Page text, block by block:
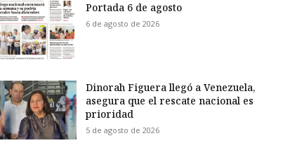
Portada 6 de agosto
6 de agosto de 2026
Dinorah Figuera llegó a Venezuela,
asegura que el rescate nacional es
prioridad
5 de agosto de 2026